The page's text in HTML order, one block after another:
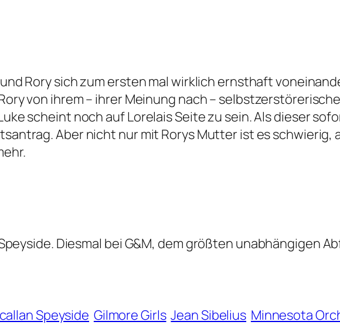
Rory sich zum ersten mal wirklich ernsthaft
von ihrem – ihrer Meinung nach –
scheint noch auf Lorelais Seite zu sein. Als dieser
Aber nicht nur mit Rorys Mutter ist es schwierig,
Diesmal bei G&M, dem größten unabhängigen
Speyside Gilmore Girls Jean Sibelius Minnesota